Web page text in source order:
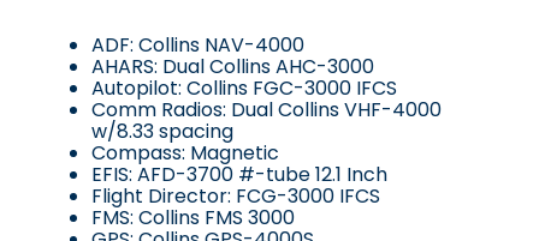
ADF: Collins NAV-4000
AHARS: Dual Collins AHC-3000
Autopilot: Collins FGC-3000 IFCS
Comm Radios: Dual Collins VHF-4000
w/8.33 spacing
Compass: Magnetic
EFIS: AFD-3700 #-tube 12.1 Inch
Flight Director: FCG-3000 IFCS
FMS: Collins FMS 3000